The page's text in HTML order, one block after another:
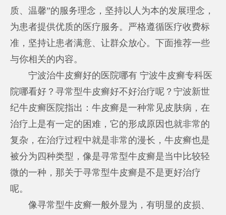
质、温馨”的服务理念，坚持以人为本的发展理念，
为患者提供优质的医疗服务。严格遵循医疗收费标
准，坚持让患者满意、让群众放心。下面推荐一些
与你相关的内容。
宁波治牛皮癣好的医院哪有 宁波牛皮癣专科医
院哪看好？寻常型牛皮癣好不好治疗呢？宁波新世
纪牛皮癣医院指出：牛皮癣是一种常见皮肤病，在
治疗上是有一定的困难，它的形成原因也就非常的
复杂，在治疗过程中就是非常的漫长，牛皮癣也是
被分为四种类型，像是寻常型牛皮癣是当中比较轻
微的一种，那关于寻常型牛皮癣是不是更好治疗
呢。
像寻常型牛皮癣一般外显为，有明显的皮损、